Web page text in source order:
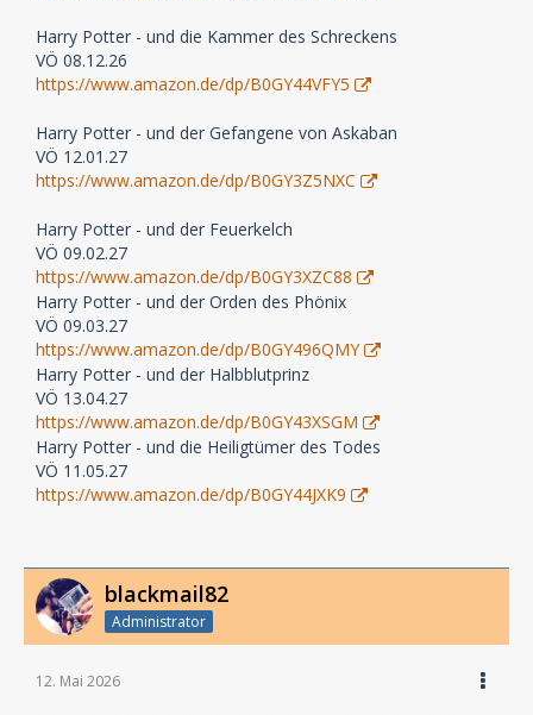
Harry Potter - und die Kammer des Schreckens
VÖ 08.12.26
https://www.amazon.de/dp/B0GY44VFY5
Harry Potter - und der Gefangene von Askaban
VÖ 12.01.27
https://www.amazon.de/dp/B0GY3Z5NXC
Harry Potter - und der Feuerkelch
VÖ 09.02.27
https://www.amazon.de/dp/B0GY3XZC88
Harry Potter - und der Orden des Phönix
VÖ 09.03.27
https://www.amazon.de/dp/B0GY496QMY
Harry Potter - und der Halbblutprinz
VÖ 13.04.27
https://www.amazon.de/dp/B0GY43XSGM
Harry Potter - und die Heiligtümer des Todes
VÖ 11.05.27
https://www.amazon.de/dp/B0GY44JXK9
blackmail82
Administrator
12. Mai 2026